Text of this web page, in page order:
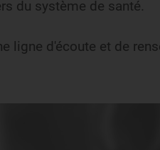
du système de santé.
ligne d'écoute et de